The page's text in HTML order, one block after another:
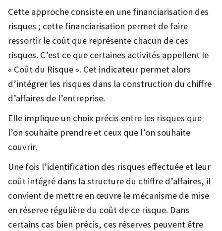
Cette approche consiste en une financiarisation des
risques ; cette financiarisation permet de faire
ressortir le coût que représente chacun de ces
risques. C’est ce que certaines activités appellent le
« Coût du Risque ». Cet indicateur permet alors
d’intégrer les risques dans la construction du chiffre
d’affaires de l’entreprise.
Elle implique un choix précis entre les risques que
l’on souhaite prendre et ceux que l’on souhaite
couvrir.
Une fois l’identification des risques effectuée et leur
coût intégré dans la structure du chiffre d’affaires, il
convient de mettre en œuvre le mécanisme de mise
en réserve régulière du coût de ce risque. Dans
certains cas bien précis, ces réserves peuvent être